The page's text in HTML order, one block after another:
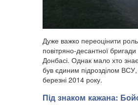
Дуже важко переоцінити
повітряно-десантної
Донбасі. Однак мало хто
був єдиним підрозділом
березні 2014 року.
Під знаком кажана: